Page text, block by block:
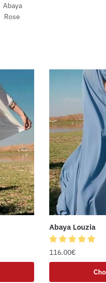
Abaya
Rose
Abaya Louzia
116.00€